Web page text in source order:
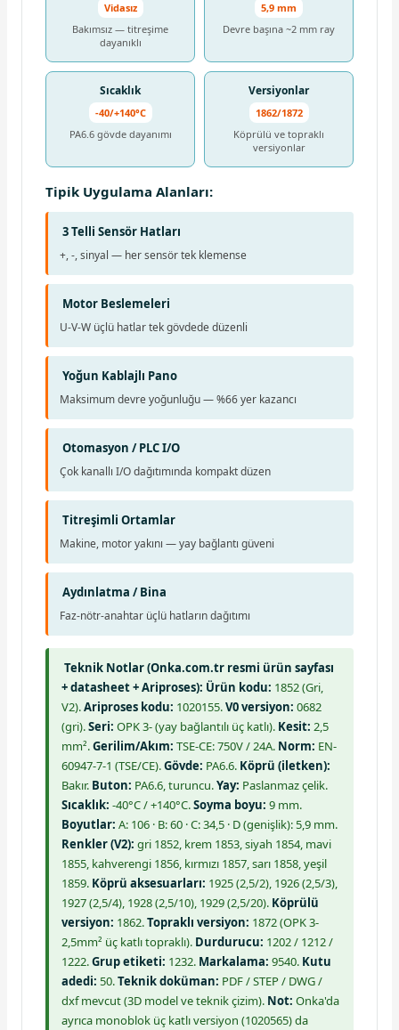
Vidasız
Bakımsız — titreşime
dayanıklı
5,9 mm
Devre başına ~2 mm ray
Sıcaklık
-40/+140°C
PA6.6 gövde dayanımı
Versiyonlar
1862/1872
Köprülü ve topraklı
versiyonlar
Tipik Uygulama Alanları:
3 Telli Sensör Hatları
+, -, sinyal — her sensör tek klemense
Motor Beslemeleri
U-V-W üçlü hatlar tek gövdede düzenli
Yoğun Kablajlı Pano
Maksimum devre yoğunluğu — %66 yer kazancı
Otomasyon / PLC I/O
Çok kanallı I/O dağıtımında kompakt düzen
Titreşimli Ortamlar
Makine, motor yakını — yay bağlantı güveni
Aydınlatma / Bina
Faz-nötr-anahtar üçlü hatların dağıtımı
Teknik Notlar (Onka.com.tr resmi ürün sayfası
+ datasheet + Ariproses): Ürün kodu: 1852 (Gri,
V2).Ariproses kodu: 1020155.V0 versiyon: 0682
(gri).Seri: OPK 3- (yay bağlantılı üç katlı). Kesit: 2,5
mm².Gerilim/Akım: TSE-CE: 750V / 24A. Norm: EN-
60947-7-1 (TSE/CE).Gövde: PA6.6. Köprü (iletken):
Bakır. Buton: PA6.6, turuncu.Yay: Paslanmaz çelik.
Sıcaklık: -40°C / +140°C.Soyma boyu: 9 mm.
Boyutlar: A: 106 · B: 60 · C: 34,5 · D (genişlik): 5,9 mm.
Renkler (V2): gri 1852, krem 1853, siyah 1854, mavi
1855, kahverengi 1856, kırmızı 1857, sarı 1858, yeşil
1859. Köprü aksesuarları: 1925 (2,5/2), 1926 (2,5/3),
1927 (2,5/4), 1928 (2,5/10), 1929 (2,5/20). Köprülü
versiyon: 1862.Topraklı versiyon: 1872 (OPK 3-
2,5mm² üç katlı topraklı). Durdurucu: 1202 / 1212 /
1222.Grup etiketi: 1232. Markalama: 9540. Kutu
adedi: 50.Teknik doküman: PDF / STEP / DWG /
dxf mevcut (3D model ve teknik çizim). Not: Onka'da
ayrıca monoblok üç katlı versiyon (1020565) da